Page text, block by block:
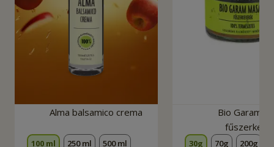
Alma balsamico crema
100 ml 250 ml 500 ml
Bio Garam
30g 70g 200g